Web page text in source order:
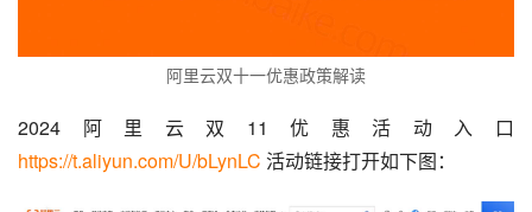
阿里云双十一优惠政策解读
https://t.aliyun.com/U/bLynLC 活动链接打开如下图：